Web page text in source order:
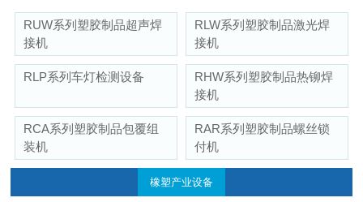
RUW系列塑胶制品超声焊
接机
RLW系列塑胶制品激光焊
接机
RLP系列车灯检测设备
RHW系列塑胶制品热铆焊
接机
RCA系列塑胶制品包覆组
装机
RAR系列塑胶制品螺丝锁
付机
橡塑产业设备